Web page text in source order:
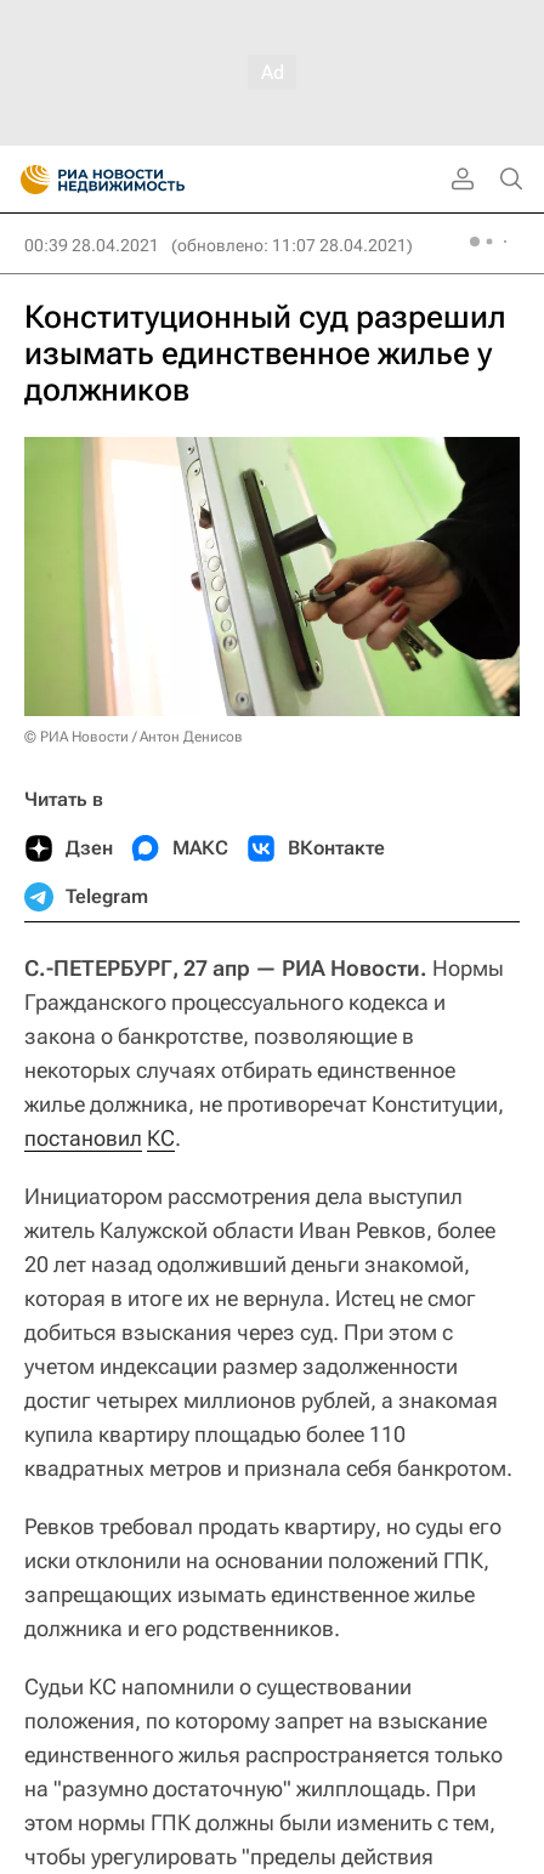
00:39 28.04.2021 (обновлено: 11:07 28.04.2021)
Конституционный суд разрешил
изымать единственное жилье у
должников
© РИА Новости / Антон Денисов
Читать в
Дзен МАКС ВКонтакте
Telegram
С.-ПЕТЕРБУРГ, 27 апр — РИА Новости. Нормы
Гражданского процессуального кодекса и
закона о банкротстве, позволяющие в
некоторых случаях отбирать единственное
жилье должника, не противоречат Конституции,
постановил КС.
Инициатором рассмотрения дела выступил
житель Калужской области Иван Ревков, более
20 лет назад одолживший деньги знакомой,
которая в итоге их не вернула. Истец не смог
добиться взыскания через суд. При этом с
учетом индексации размер задолженности
достиг четырех миллионов рублей, а знакомая
купила квартиру площадью более 110
квадратных метров и признала себя банкротом.
Ревков требовал продать квартиру, но суды его
иски отклонили на основании положений ГПК,
запрещающих изымать единственное жилье
должника и его родственников.
Судьи КС напомнили о существовании
положения, по которому запрет на взыскание
единственного жилья распространяется только
на "разумно достаточную" жилплощадь. При
этом нормы ГПК должны были изменить с тем,
чтобы урегулировать "пределы действия